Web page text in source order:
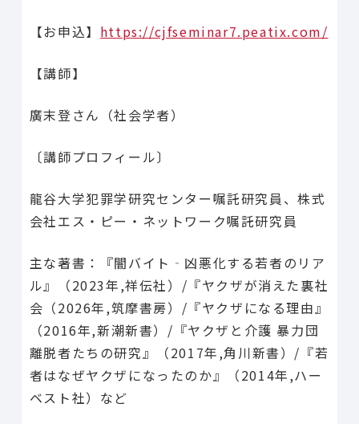
【お申込】 https://cjfseminar7.peatix.com/
【講師】
廣末登さん（社会学者）
〔講師プロフィール〕
龍谷大学犯罪学研究センター嘱託研究員、株式
会社エス・ピー・ネットワーク嘱託研究員
主な著書：『闇バイト‐凶悪化する若者のリア
ル』（2023年,祥伝社）/『ヤクザが消えた裏社
会（2026年,筑摩書房）/『ヤクザになる理由』
（2016年,新潮新書）/『ヤクザと介護 暴力団
離脱者たちの研究』（2017年,角川新書）/『若
者はなぜヤクザになったのか』（2014年,ハー
ベスト社）など